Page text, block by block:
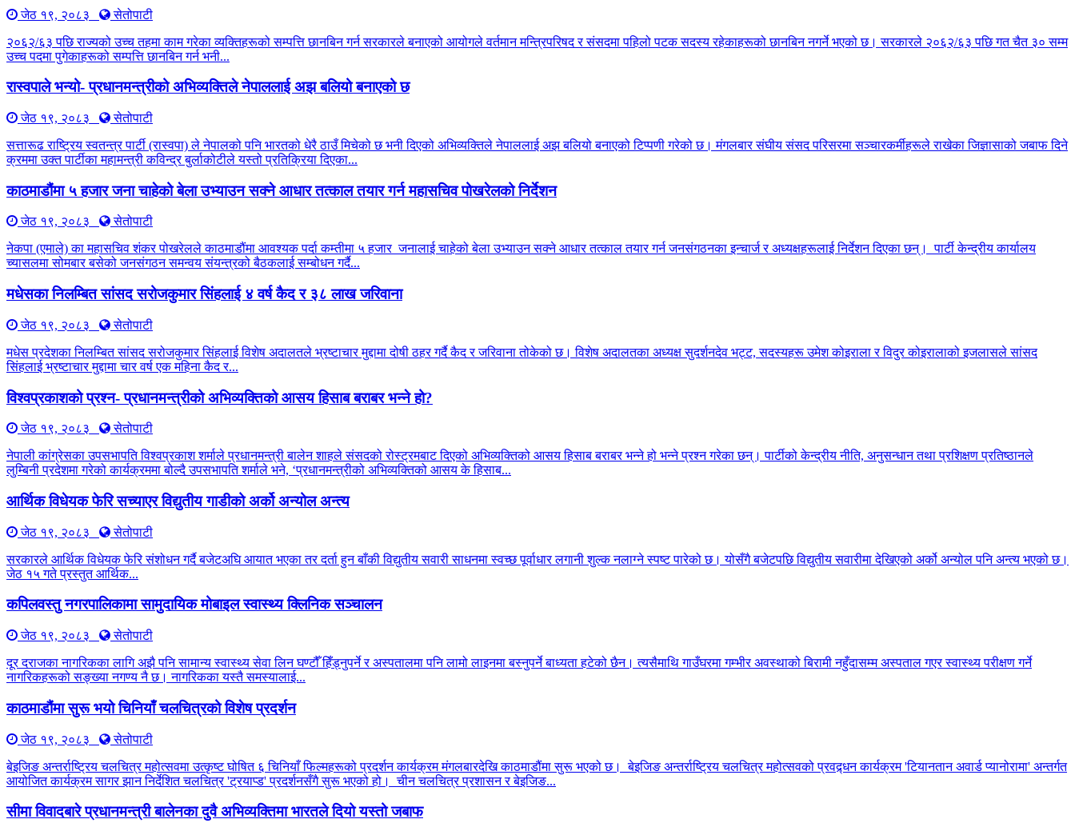
जेठ १९, २०८३
सेतोपाटी
२०६२/६३ पछि राज्यको उच्च तहमा काम गरेका व्यक्तिहरूको सम्पत्ति छानबिन गर्न सरकारले बनाएको आयोगले वर्तमान मन्त्रिपरिषद र संसदमा पहिलो पटक सदस्य रहेकाहरूको छानबिन नगर्ने भएको छ। सरकारले २०६२/६३ पछि गत चैत ३० सम्म
उच्च पदमा पुगेकाहरूको सम्पत्ति छानबिन गर्न भनी...
रास्वपाले भन्यो- प्रधानमन्त्रीको अभिव्यक्तिले नेपाललाई अझ बलियो बनाएको छ
जेठ १९, २०८३
सेतोपाटी
सत्तारूढ राष्ट्रिय स्वतन्त्र पार्टी (रास्वपा) ले नेपालको पनि भारतको धेरै ठाउँ मिचेको छ भनी दिएको अभिव्यक्तिले नेपाललाई अझ बलियो बनाएको टिप्पणी गरेको छ। मंगलबार संघीय संसद परिसरमा सञ्चारकर्मीहरूले राखेका जिज्ञासाको जबाफ दिने
क्रममा उक्त पार्टीका महामन्त्री कविन्द्र बुर्लाकोटीले यस्तो प्रतिक्रिया दिएका...
काठमाडौंमा ५ हजार जना चाहेको बेला उभ्याउन सक्ने आधार तत्काल तयार गर्न महासचिव पोखरेलको निर्देशन
जेठ १९, २०८३
सेतोपाटी
नेकपा (एमाले) का महासचिव शंकर पोखरेलले काठमाडौंमा आवश्यक पर्दा कम्तीमा ५ हजार जनालाई चाहेको बेला उभ्याउन सक्ने आधार तत्काल तयार गर्न जनसंगठनका इन्चार्ज र अध्यक्षहरूलाई निर्देशन दिएका छन्। पार्टी केन्द्रीय कार्यालय
च्यासलमा सोमबार बसेको जनसंगठन समन्वय संयन्त्रको बैठकलाई सम्बोधन गर्दै...
मधेसका निलम्बित सांसद सरोजकुमार सिंहलाई ४ वर्ष कैद र ३८ लाख जरिवाना
जेठ १९, २०८३
सेतोपाटी
मधेस प्रदेशका निलम्बित सांसद सरोजकुमार सिंहलाई विशेष अदालतले भ्रष्टाचार मुद्दामा दोषी ठहर गर्दै कैद र जरिवाना तोकेको छ। विशेष अदालतका अध्यक्ष सुदर्शनदेव भट्ट, सदस्यहरू उमेश कोइराला र विदुर कोइरालाको इजलासले सांसद
सिंहलाई भ्रष्टाचार मुद्दामा चार वर्ष एक महिना कैद र...
विश्वप्रकाशको प्रश्न- प्रधानमन्त्रीको अभिव्यक्तिको आसय हिसाब बराबर भन्ने हो?
जेठ १९, २०८३
सेतोपाटी
नेपाली कांग्रेसका उपसभापति विश्वप्रकाश शर्माले प्रधानमन्त्री बालेन शाहले संसदको रोस्ट्रमबाट दिएको अभिव्यक्तिको आसय हिसाब बराबर भन्ने हो भन्ने प्रश्न गरेका छन्। पार्टीको केन्द्रीय नीति, अनुसन्धान तथा प्रशिक्षण प्रतिष्ठानले
लुम्बिनी प्रदेशमा गरेको कार्यक्रममा बोल्दै उपसभापति शर्माले भने, ‘प्रधानमन्त्रीको अभिव्यक्तिको आसय के हिसाब...
आर्थिक विधेयक फेरि सच्याएर विद्युतीय गाडीको अर्को अन्योल अन्त्य
जेठ १९, २०८३
सेतोपाटी
सरकारले आर्थिक विधेयक फेरि संशोधन गर्दै बजेटअघि आयात भएका तर दर्ता हुन बाँकी विद्युतीय सवारी साधनमा स्वच्छ पूर्वाधार लगानी शुल्क नलाग्ने स्पष्ट पारेको छ। योसँगै बजेटपछि विद्युतीय सवारीमा देखिएको अर्को अन्योल पनि अन्त्य भएको छ।
जेठ १५ गते प्रस्तुत आर्थिक...
कपिलवस्तु नगरपालिकामा सामुदायिक मोबाइल स्वास्थ्य क्लिनिक सञ्चालन
जेठ १९, २०८३
सेतोपाटी
दूर दराजका नागरिकका लागि अझै पनि सामान्य स्वास्थ्य सेवा लिन घण्टौँ हिँड्नुपर्ने र अस्पतालमा पनि लामो लाइनमा बस्नुपर्ने बाध्यता हटेको छैन। त्यसैमाथि गाउँघरमा गम्भीर अवस्थाको बिरामी नहुँदासम्म अस्पताल गएर स्वास्थ्य परीक्षण गर्ने
नागरिकहरूको सङ्ख्या नगण्य नै छ। नागरिकका यस्तै समस्यालाई...
काठमाडौंमा सुरू भयो चिनियाँ चलचित्रको विशेष प्रदर्शन
जेठ १९, २०८३
सेतोपाटी
बेइजिङ अन्तर्राष्ट्रिय चलचित्र महोत्सवमा उत्कृष्ट घोषित ६ चिनियाँ फिल्महरूको प्रदर्शन कार्यक्रम मंगलबारदेखि काठमाडौंमा सुरू भएको छ। बेइजिङ अन्तर्राष्ट्रिय चलचित्र महोत्सवको प्रवद्र्धन कार्यक्रम 'टियानतान अवार्ड प्यानोरामा' अन्तर्गत
आयोजित कार्यक्रम सागर झान निर्देशित चलचित्र 'ट्रयाप्ड' प्रदर्शनसँगै सुरू भएको हो। चीन चलचित्र प्रशासन र बेइजिङ...
सीमा विवादबारे प्रधानमन्त्री बालेनका दुवै अभिव्यक्तिमा भारतले दियो यस्तो जबाफ